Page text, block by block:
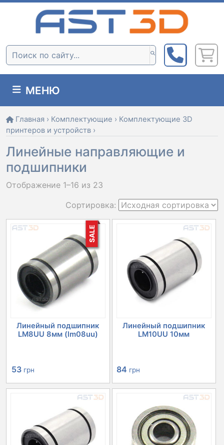
Skip
Поиск:
МЕНЮ
Главная › Комплектующие › Комплектующие 3D
принтеров и устройств ›
Линейные направляющие и
подшипники
Отображение 1–16 из 23
SALE
Линейный подшипник
LM8UU 8мм (lm08uu)
Первоначальная
цена
53 грн
цена:
Линейный подшипник
LM10UU 10мм
84 грн